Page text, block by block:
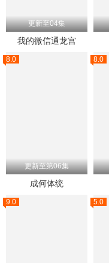
更新至04集
我的微信通龙宫
8.0
更新至第06集
成何体统
8.0
9.0 5.0